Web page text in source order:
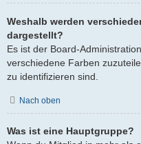
Weshalb werden
dargestellt?
Es ist der Board-
verschiedene Farben
zu identifizieren sind.
Nach oben
Was ist eine Hauptgruppe?